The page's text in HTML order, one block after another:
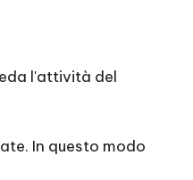
l'attività del
In questo modo